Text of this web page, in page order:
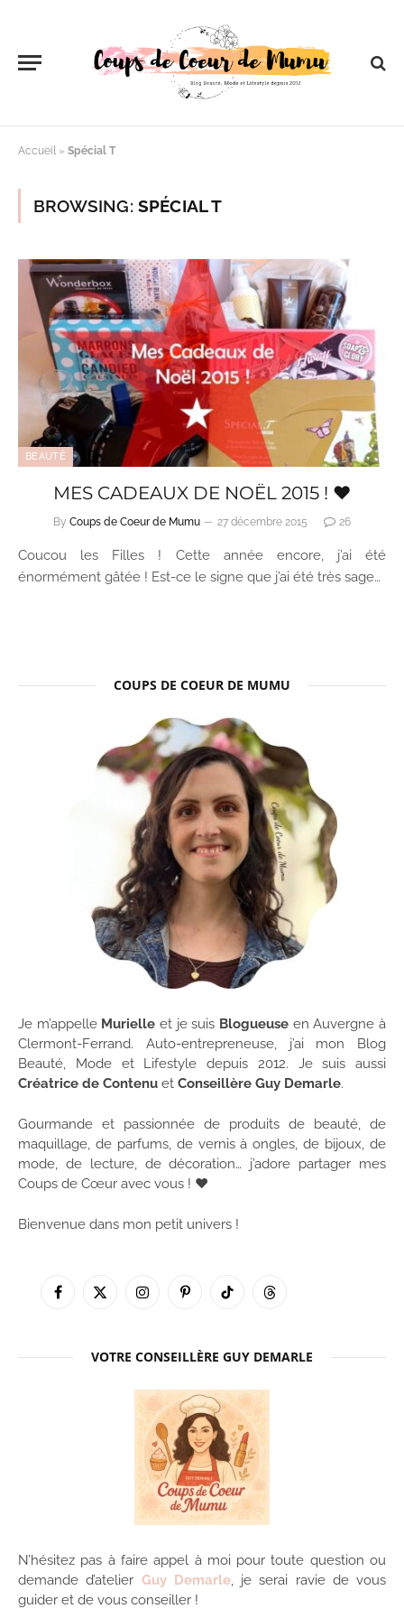
Accueil » Spécial T
BROWSING: SPÉCIAL T
BEAUTÉ
MES CADEAUX DE NOËL 2015 ! ♥
By Coups de Coeur de Mumu 27 décembre 2015 26
Coucou les Filles ! Cette année encore, j’ai été
énormément gâtée ! Est-ce le signe que j’ai été très sage…
COUPS DE COEUR DE MUMU
Je m’appelle Murielle et je suis Blogueuse en Auvergne à
Clermont-Ferrand. Auto-entrepreneuse, j’ai mon Blog
Beauté, Mode et Lifestyle depuis 2012. Je suis aussi
Créatrice de Contenu et Conseillère Guy Demarle.
Gourmande et passionnée de produits de beauté, de
maquillage, de parfums, de vernis à ongles, de bijoux, de
mode, de lecture, de décoration… j’adore partager mes
Coups de Cœur avec vous ! ♥
Bienvenue dans mon petit univers !
Facebook
X
InstagramPinterestTikTok Threads
VOTRE CONSEILLÈRE GUY DEMARLE
N’hésitez pas à faire appel à moi pour toute question ou
demande d’atelier Guy Demarle, je serai ravie de vous
guider et de vous conseiller !